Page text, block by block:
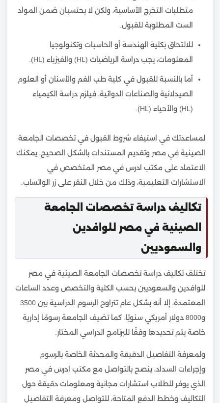
متطلبات التخرج الأساسية، ولكن لا يحتسبان ضمن المواد
الست المطلوبة للقبول.
للالتحاق بكلية الهندسة أو الحاسبات وتكنولوجيا
المعلومات، يجب دراسة الرياضيات (HL) والفيزياء (HL).
أما بالنسبة للقبول في كلية طب الفم والأسنان أو العلوم
الصيدلانية والصناعات الدوائية، فيلزم دراسة الكيمياء
(HL) والأحياء (HL).
لمساعدتك في استيفاء شروط القبول في تخصصات الجامعة
الصينية في مصر وتقديم المستندات بالشكل الصحيح، يمكنك
الاعتماد على مكتب ادرس في مصر المتخصص في
الاستشارات التعليمية، وذلك من خلال النقر على زر الواتساب.
تكاليف دراسة تخصصات الجامعة
الصينية في مصر للوافدين
والسعوديين
تختلف تكاليف دراسة تخصصات الجامعة الصينية في مصر
للوافدين والسعوديين بحسب الكلية والتخصص وعدد الساعات
المعتمدة، إلا أنه بشكل عام تتراوح الرسوم الدراسية بين 3500
و8000 دولار أمريكي سنويًا، كما تضيف الجامعة رسومًا إدارية
خاصة يتم تحديدها وفقًا للبرنامج الدراسي المختار.
ولمعرفة التفاصيل الدقيقة والمحدثة الخاصة بالرسوم
وإجراءات السداد، ينصح بالتواصل مع مكتب ادرس في مصر
الذي يوفر للطلاب استشارات مجانية ومعلومات دقيقة حول
التكاليف وخطط الدفع المتاحة، للتواصل ومعرفة التفاصيل